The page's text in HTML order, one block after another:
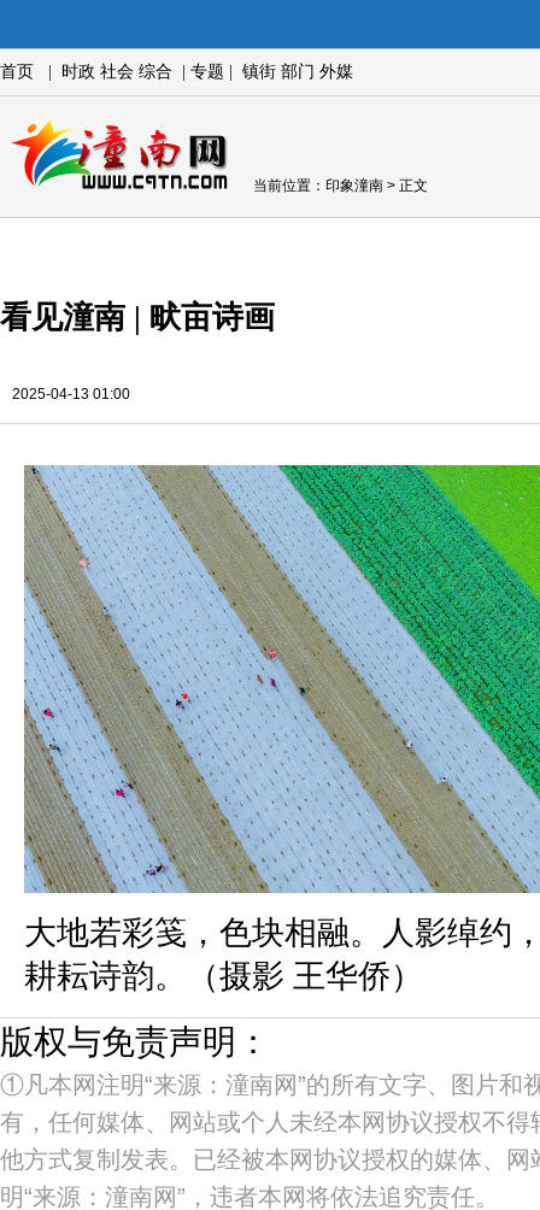
首页 时政 社会 综合 专题 镇街 部门 外媒
当前位置： 印象潼南 > 正文
看见潼南 | 畎亩诗画
2025-04-13 01:00
大地若彩笺，色块相融。人影绰约
耕耘诗韵。（摄影 王华侨）
版权与免责声明：
①凡本网注明“来源：潼南网”的所有文字、图片和
有，任何媒体、网站或个人未经本网协议授权不
他方式复制发表。已经被本网协议授权的媒体、
明“来源：潼南网”，违者本网将依法追究责任。